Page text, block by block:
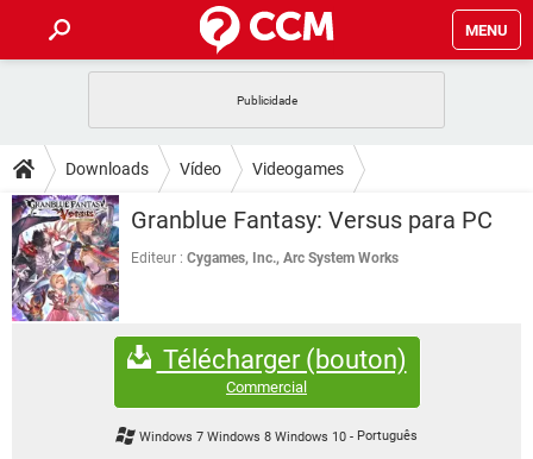
MENU
CELULAR FACEBOOK
OUTLOOK EXCEL
INSTAGRAM GMAIL
GUIA DE COMPRAS
DICAS
JOGOS WHATSAPP
CELULAR FACEBOOK
OUTLOOK
INSTAGRAM
GUIA DE COMPRAS
DOWNLOADS
JOGOS WHATSAPP
CELULAR
EXCEL
GMAIL
FÓRUM
JOGOS
FACEBOOK
EXCEL
GMAIL
WHATSAPP
Downloads Vídeo Videogames
Granblue Fantasy: Versus para PC
Editeur : Cygames, Inc., Arc System Works
Télécharger (bouton)
Commercial
Windows 7 Windows 8 Windows 10- Português